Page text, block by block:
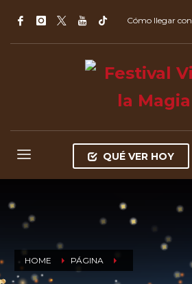
Cómo llegar con
QUÉ VER HOY
HOME PÁGINA